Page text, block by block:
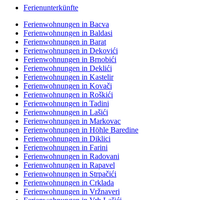
Ferienunterkünfte
Ferienwohnungen in Bacva
Ferienwohnungen in Baldasi
Ferienwohnungen in Barat
Ferienwohnungen in Dekovići
Ferienwohnungen in Brnobići
Ferienwohnungen in Deklići
Ferienwohnungen in Kastelir
Ferienwohnungen in Kovači
Ferienwohnungen in Roškići
Ferienwohnungen in Tadini
Ferienwohnungen in Lašići
Ferienwohnungen in Markovac
Ferienwohnungen in Höhle Baredine
Ferienwohnungen in Diklici
Ferienwohnungen in Farini
Ferienwohnungen in Radovani
Ferienwohnungen in Rapavel
Ferienwohnungen in Strpačići
Ferienwohnungen in Crklada
Ferienwohnungen in Vržnaveri